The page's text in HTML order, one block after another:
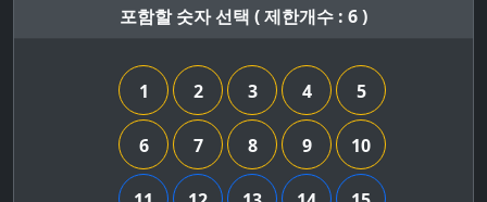
포함할 숫자 선택 ( 제한개수 : 6 )
1 2 3 4 5
6 7 8 9 10